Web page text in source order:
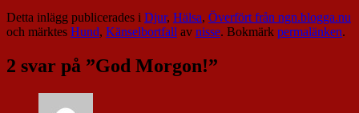
Detta inlägg publicerades i Djur, Hälsa, Överfört från ngn.blogga.nu
och märktes Hund, Känselbortfall av nisse. Bokmärk permalänken.
2 svar på ”God Morgon!”